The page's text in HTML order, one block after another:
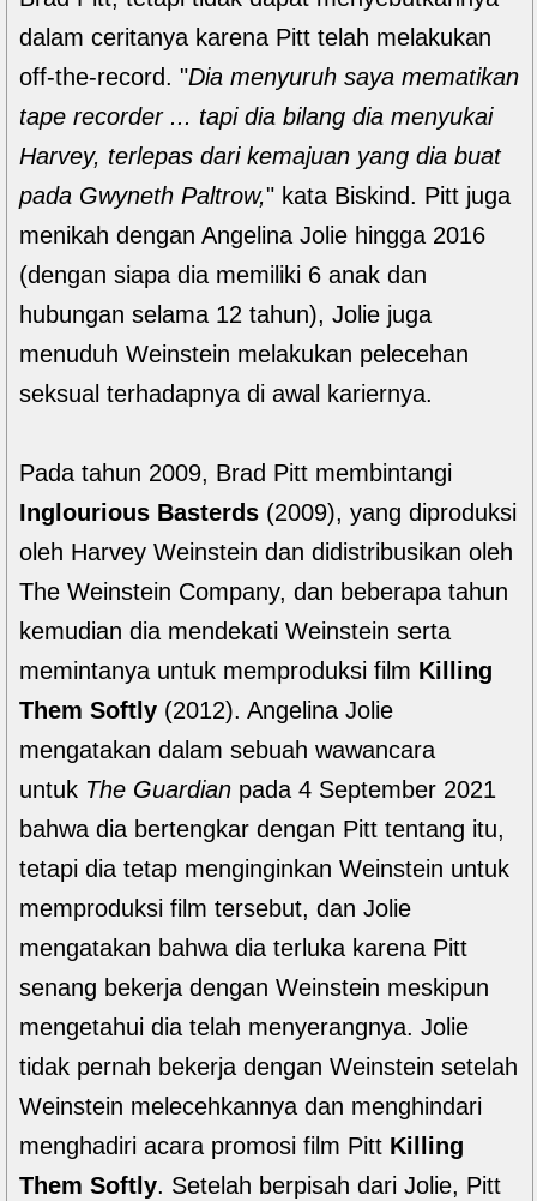
dalam ceritanya karena Pitt telah melakukan
off-the-record. "Dia menyuruh saya mematikan
tape recorder ... tapi dia bilang dia menyukai
Harvey, terlepas dari kemajuan yang dia buat
pada Gwyneth Paltrow," kata Biskind. Pitt juga
menikah dengan Angelina Jolie hingga 2016
(dengan siapa dia memiliki 6 anak dan
hubungan selama 12 tahun), Jolie juga
menuduh Weinstein melakukan pelecehan
seksual terhadapnya di awal kariernya.
Pada tahun 2009, Brad Pitt membintangi
Inglourious Basterds (2009), yang diproduksi
oleh Harvey Weinstein dan didistribusikan oleh
The Weinstein Company, dan beberapa tahun
kemudian dia mendekati Weinstein serta
memintanya untuk memproduksi film Killing
Them Softly (2012). Angelina Jolie
mengatakan dalam sebuah wawancara
untuk The Guardian pada 4 September 2021
bahwa dia bertengkar dengan Pitt tentang itu,
tetapi dia tetap menginginkan Weinstein untuk
memproduksi film tersebut, dan Jolie
mengatakan bahwa dia terluka karena Pitt
senang bekerja dengan Weinstein meskipun
mengetahui dia telah menyerangnya. Jolie
tidak pernah bekerja dengan Weinstein setelah
Weinstein melecehkannya dan menghindari
menghadiri acara promosi film Pitt Killing
Them Softly. Setelah berpisah dari Jolie, Pitt